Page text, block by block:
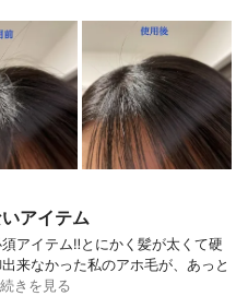
アイテム
アイテム‼️とにかく髪が太くて硬
来なかった私のアホ毛が、あっと
続きを見る